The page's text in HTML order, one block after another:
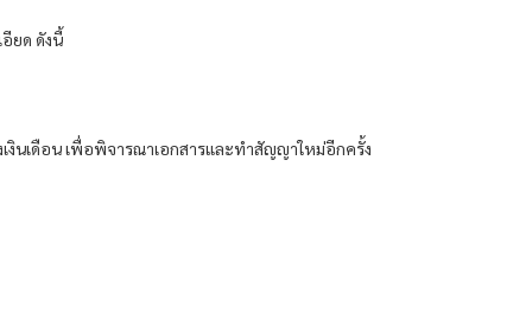
ยด ดังนี้
เงินเดือน เพื่อพิจารณาเอกสารและทำสัญญาใหม่อีกครั้ง